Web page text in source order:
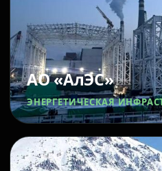
АО «АлЭС»
ЭНЕРГЕТИЧЕСКАЯ